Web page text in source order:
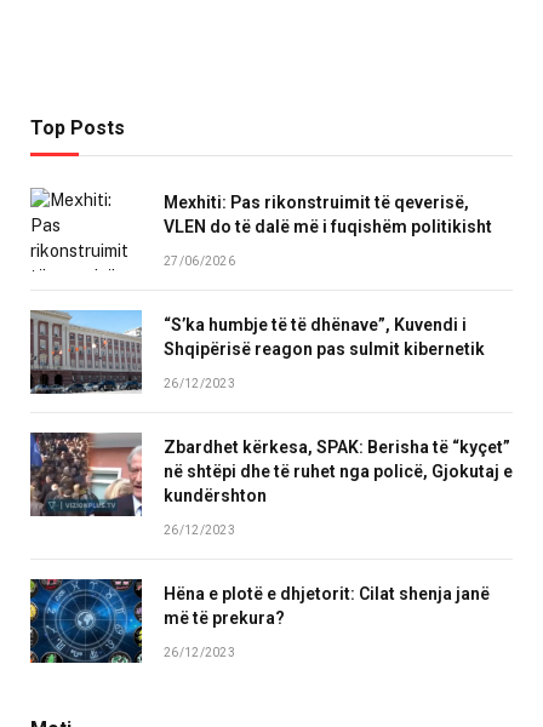
Top Posts
Mexhiti: Pas rikonstruimit të qeverisë,
VLEN do të dalë më i fuqishëm politikisht
27/06/2026
“S’ka humbje të të dhënave”, Kuvendi i
Shqipërisë reagon pas sulmit kibernetik
26/12/2023
Zbardhet kërkesa, SPAK: Berisha të “kyçet”
në shtëpi dhe të ruhet nga policë, Gjokutaj e
kundërshton
26/12/2023
Hëna e plotë e dhjetorit: Cilat shenja janë
më të prekura?
26/12/2023